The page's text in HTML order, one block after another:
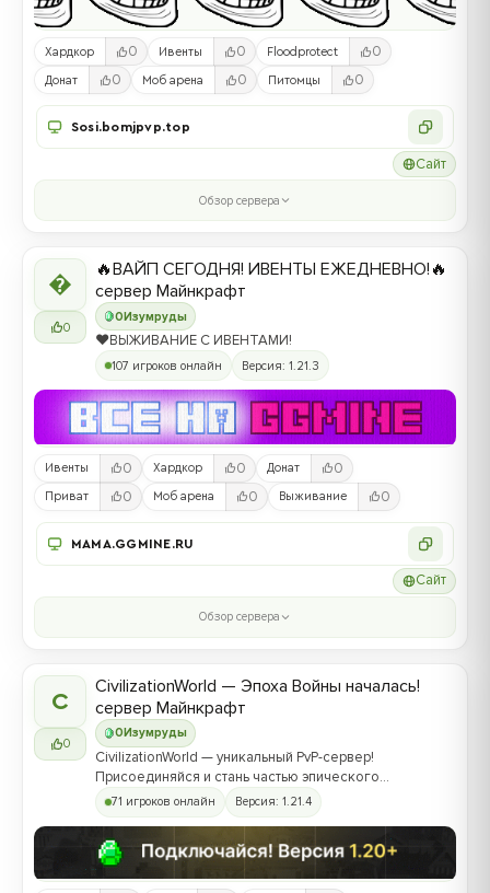
Хардкор 0 Ивенты 0 Floodprotect 0
Донат 0 Моб арена 0 Питомцы 0
Sosi.bomjpvp.top
Сайт
Обзор сервера

0
0Изумруды
🔥ВАЙП СЕГОДНЯ! ИВЕНТЫ ЕЖЕДНЕВНО!🔥
сервер Майнкрафт
❤️ВЫЖИВАНИЕ С ИВЕНТАМИ!
107 игроков онлайн Версия: 1.21.3
Ивенты 0 Хардкор 0 Донат 0
Приват 0 Моб арена 0 Выживание 0
MAMA.GGMINE.RU
Сайт
Обзор сервера
C
0
0 Изумруды
CivilizationWorld — Эпоха Войны началась!
сервер Майнкрафт
CivilizationWorld — уникальный PvP-сервер!
Присоединяйся и стань частью эпического
противостояния между Альвами и Йотунами!
71 игроков онлайн Версия: 1.21.4